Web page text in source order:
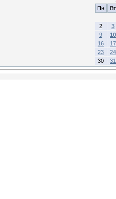
Пн
Вт
2
3
9
10
16
17
23
24
30
31